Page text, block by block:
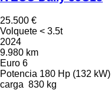
25.500 €
Volquete < 3.5t
2024
9.980 km
Euro 6
Potencia 180 Hp (132 kW)
carga 830 kg